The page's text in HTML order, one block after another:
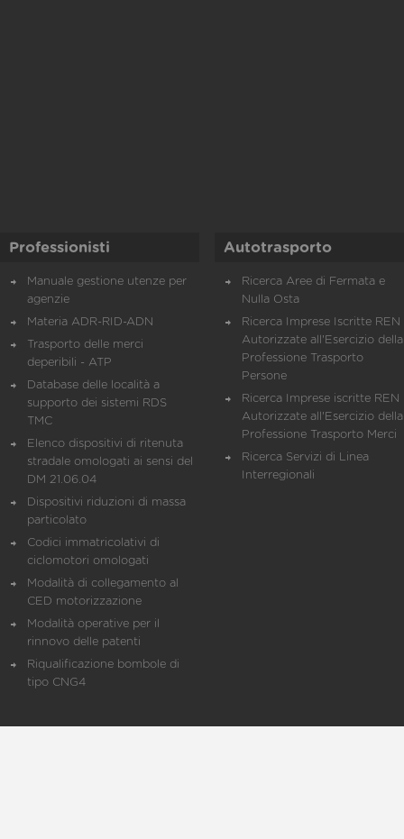
Professionisti
Manuale gestione utenze per
agenzie
Materia ADR-RID-ADN
Trasporto delle merci
deperibili - ATP
Database delle località a
supporto dei sistemi RDS
TMC
Elenco dispositivi di ritenuta
stradale omologati ai sensi del
DM 21.06.04
Dispositivi riduzioni di massa
particolato
Codici immatricolativi di
ciclomotori omologati
Modalità di collegamento al
CED motorizzazione
Modalità operative per il
rinnovo delle patenti
Riqualificazione bombole di
tipo CNG4
Autotrasporto
Ricerca Aree di Fermata e
Nulla Osta
Ricerca Imprese Iscritte REN
Autorizzate all'Esercizio della
Professione Trasporto
Persone
Ricerca Imprese iscritte REN
Autorizzate all'Esercizio della
Professione Trasporto Merci
Ricerca Servizi di Linea
Interregionali